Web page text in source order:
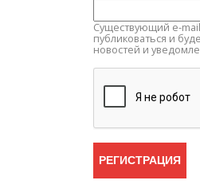
Существующий e-
публиковаться и
новостей и